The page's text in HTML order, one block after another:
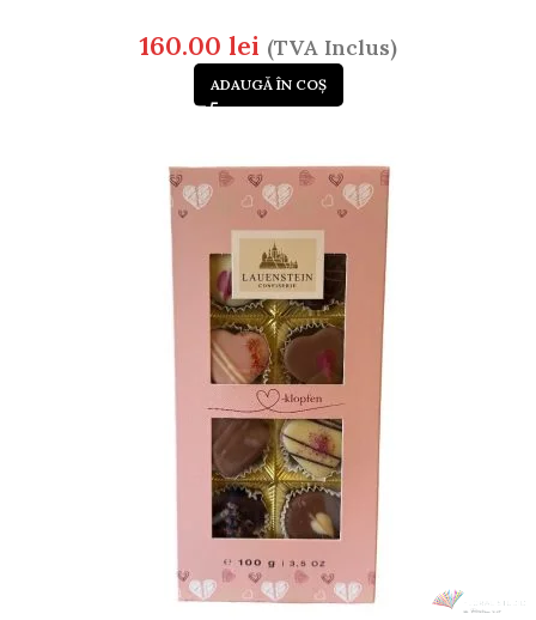
160.00 lei (TVA Inclus)
ADAUGĂ ÎN COȘ